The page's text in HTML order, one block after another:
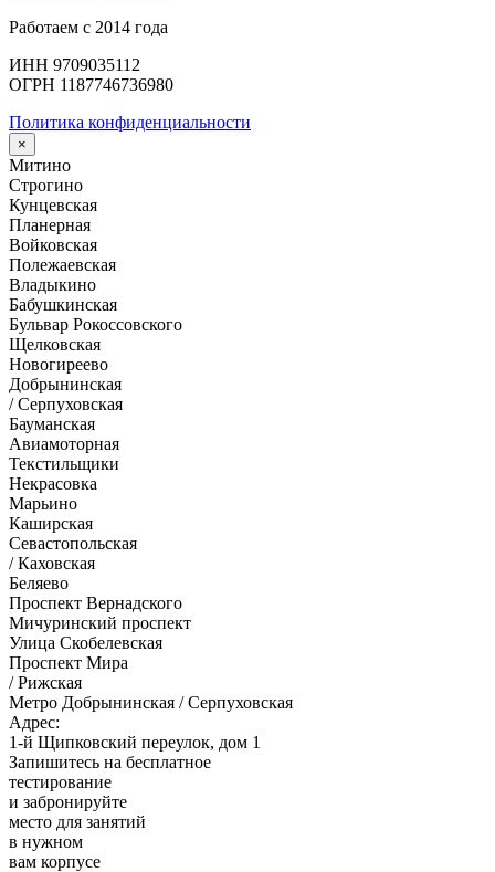
Работаем с 2014 года
ИНН 9709035112
ОГРН 1187746736980
Политика конфиденциальности
×
Митино
Строгино
Кунцевская
Планерная
Войковская
Полежаевская
Владыкино
Бабушкинская
Бульвар Рокоссовского
Щелковская
Новогиреево
Добрынинская
/ Серпуховская
Бауманская
Авиамоторная
Текстильщики
Некрасовка
Марьино
Каширская
Севастопольская
/ Каховская
Беляево
Проспект Вернадского
Мичуринский проспект
Улица Скобелевская
Проспект Мира
/ Рижская
Метро Добрынинская / Серпуховская
Адрес:
1-й Щипковский переулок, дом 1
Запишитесь на бесплатное
тестирование
и забронируйте
место для занятий
в нужном
вам корпусе